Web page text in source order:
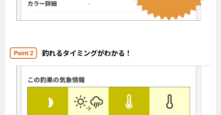
釣れるタイミングがわかる！